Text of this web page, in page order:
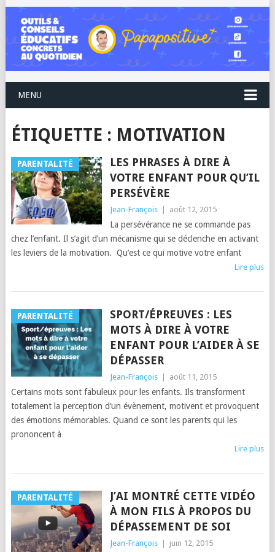
MENU
ÉTIQUETTE : MOTIVATION
PARENTALITÉ
LES PHRASES À DIRE À
VOTRE ENFANT POUR QU’IL
PERSÉVÈRE
Jean-François août 12, 2015
La persévérance ne se commande pas
chez l’enfant. Il s’agit d’un mécanisme qui se déclenche en activant
les leviers de la motivation. Qu’est ce qui motive votre enfant
Lire plus
PARENTALITÉ
SPORT/ÉPREUVES : LES
MOTS À DIRE À VOTRE
ENFANT POUR L’AIDER À SE
DÉPASSER
Jean-François août 11, 2015
Certains mots sont fabuleux pour les enfants. Ils transforment
totalement la perception d’un évènement, motivent et provoquent
des émotions mémorables. Quand ce sont les parents qui les
prononcent à
Lire plus
PARENTALITÉ
J’AI MONTRÉ CETTE VIDÉO
À MON FILS À PROPOS DU
DÉPASSEMENT DE SOI
Jean-François juin 12, 2015